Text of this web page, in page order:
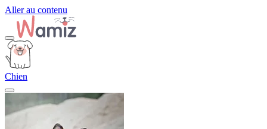
Aller au contenu
Chien